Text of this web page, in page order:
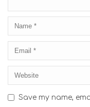
Save my name,